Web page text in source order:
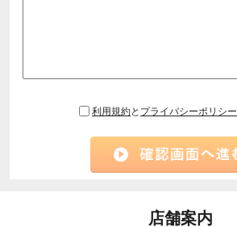
利用規約と プライバシーポリシー
店舗案内